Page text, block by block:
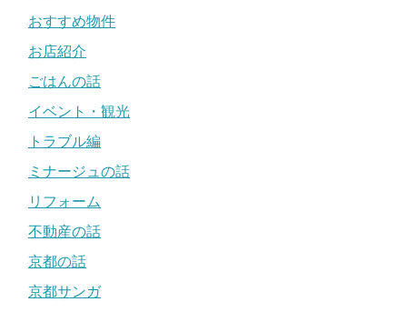
おすすめ物件
お店紹介
ごはんの話
イベント・観光
トラブル編
ミナージュの話
リフォーム
不動産の話
京都の話
京都サンガ